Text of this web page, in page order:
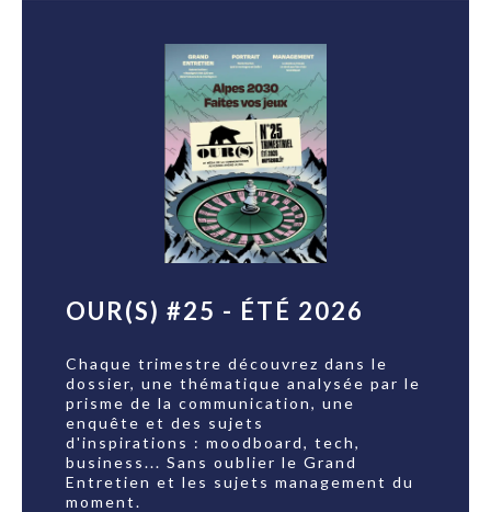
OUR(S) #25 - ÉTÉ 2026
Chaque trimestre découvrez dans le
dossier, une thématique analysée par le
prisme de la communication, une
enquête et des sujets
d'inspirations : moodboard, tech,
business... Sans oublier le Grand
Entretien et les sujets management du
moment.